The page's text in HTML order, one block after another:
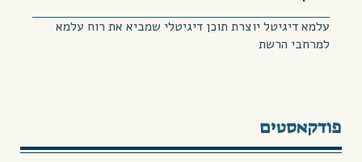
עלמא דיגיטל יוצרת תוכן דיגיטלי שמביא את רוח עלמא
למרחבי הרשת
פודקאסטים